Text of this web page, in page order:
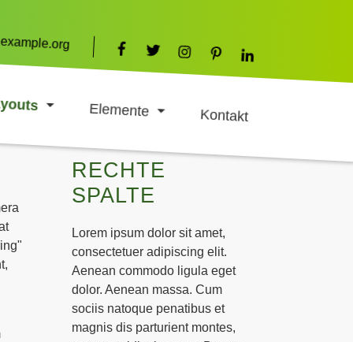
Elemente Kontakt
RECHTE
SPALTE
Lorem ipsum dolor sit amet,
consectetuer adipiscing elit.
Aenean commodo ligula eget
dolor. Aenean massa. Cum
sociis natoque penatibus et
magnis dis parturient montes,